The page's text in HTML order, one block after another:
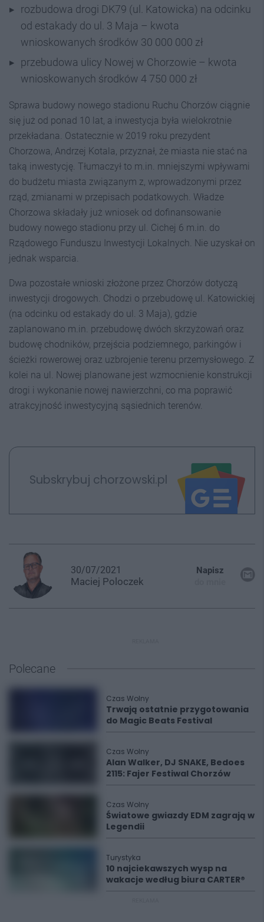
rozbudowa drogi DK79 (ul. Katowicka) na odcinku
od estakady do ul. 3 Maja – kwota
wnioskowanych środków 30 000 000 zł
przebudowa ulicy Nowej w Chorzowie – kwota
wnioskowanych środków 4 750 000 zł
Sprawa budowy nowego stadionu Ruchu Chorzów ciągnie
się już od ponad 10 lat, a inwestycja była wielokrotnie
przekładana. Ostatecznie w 2019 roku prezydent
Chorzowa, Andrzej Kotala, przyznał, że miasta nie stać na
taką inwestycję. Tłumaczył to m.in. mniejszymi wpływami
do budżetu miasta związanym z, wprowadzonymi przez
rząd, zmianami w przepisach podatkowych. Władze
Chorzowa składały już wniosek od dofinansowanie
budowy nowego stadionu przy ul. Cichej 6 m.in. do
Rządowego Funduszu Inwestycji Lokalnych. Nie uzyskał on
jednak wsparcia.
Dwa pozostałe wnioski złożone przez Chorzów dotyczą
inwestycji drogowych. Chodzi o przebudowę ul. Katowickiej
(na odcinku od estakady do ul. 3 Maja), gdzie
zaplanowano m.in. przebudowę dwóch skrzyżowań oraz
budowę chodników, przejścia podziemnego, parkingów i
ścieżki rowerowej oraz uzbrojenie terenu przemysłowego. Z
kolei na ul. Nowej planowane jest wzmocnienie konstrukcji
drogi i wykonanie nowej nawierzchni, co ma poprawić
atrakcyjność inwestycyjną sąsiednich terenów.
Subskrybuj chorzowski.pl
30/07/2021
Maciej Poloczek
Napisz
Polecane
Czas Wolny
Trwają ostatnie przygotowania
do Magic Beats Festival
Czas Wolny
Alan Walker, DJ SNAKE, Bedoes
2115: Fajer Festiwal Chorzów
Czas Wolny
Światowe gwiazdy EDM zagrają w
Legendii
Turystyka
10 najciekawszych wysp na
wakacje według biura CARTER®